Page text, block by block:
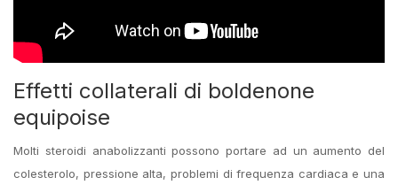
Effetti collaterali di boldenone
equipoise
Molti steroidi anabolizzanti possono portare ad un aumento del
colesterolo, pressione alta, problemi di frequenza cardiaca e una